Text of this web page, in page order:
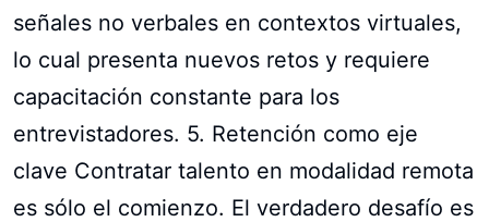
señales no verbales en contextos virtuales,
lo cual presenta nuevos retos y requiere
capacitación constante para los
entrevistadores. 5. Retención como eje
clave Contratar talento en modalidad remota
es sólo el comienzo. El verdadero desafío es